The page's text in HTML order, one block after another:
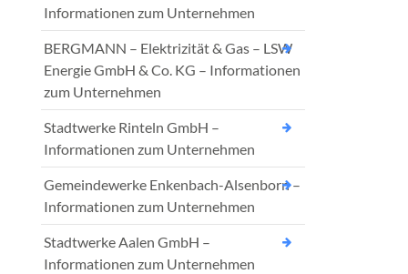
Informationen zum Unternehmen
BERGMANN – Elektrizität & Gas – LSW
Energie GmbH & Co. KG – Informationen
zum Unternehmen
Stadtwerke Rinteln GmbH –
Informationen zum Unternehmen
Gemeindewerke Enkenbach-Alsenborn –
Informationen zum Unternehmen
Stadtwerke Aalen GmbH –
Informationen zum Unternehmen